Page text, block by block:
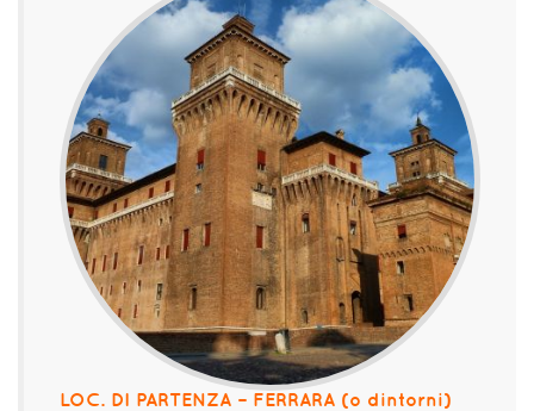
LOC. DI PARTENZA – FERRARA (o dintorni)